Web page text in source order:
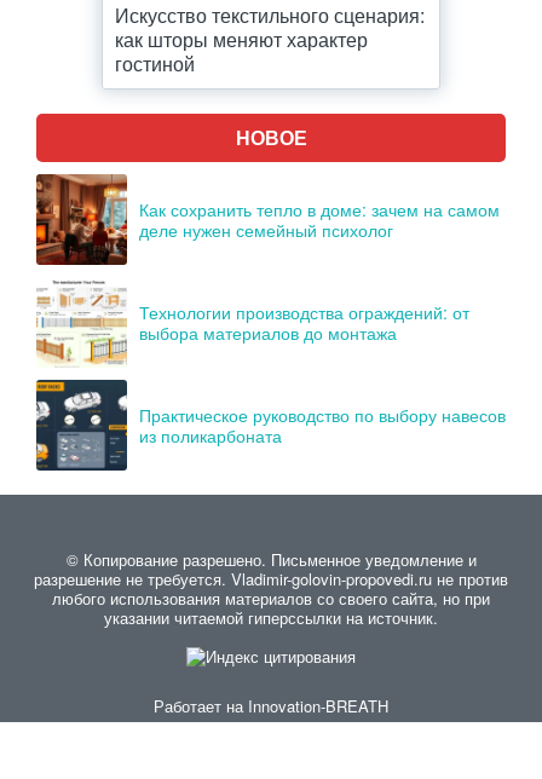
Искусство текстильного сценария:
как шторы меняют характер
гостиной
НОВОЕ
Как сохранить тепло в доме: зачем на самом
деле нужен семейный психолог
Технологии производства ограждений: от
выбора материалов до монтажа
Практическое руководство по выбору навесов
из поликарбоната
© Копирование разрешено. Письменное уведомление и
разрешение не требуется. Vladimir-golovin-propovedi.ru не против
любого использования материалов со своего сайта, но при
указании читаемой гиперссылки на источник.
Работает на Innovation-BREATH